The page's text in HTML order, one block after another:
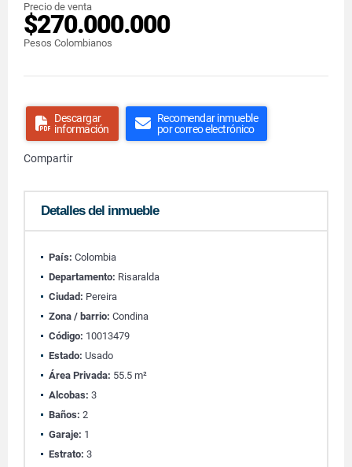
Precio de venta
$270.000.000
Pesos Colombianos
Descargar
información
Recomendar inmueble
por correo electrónico
Compartir
Detalles del inmueble
País: Colombia
Departamento: Risaralda
Ciudad: Pereira
Zona / barrio: Condina
Código: 10013479
Estado: Usado
Área Privada: 55.5 m²
Alcobas: 3
Baños: 2
Garaje: 1
Estrato: 3